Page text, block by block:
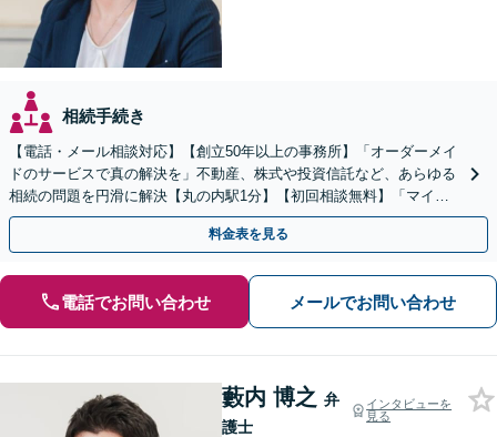
相続手続き
【電話・メール相談対応】【創立50年以上の事務所】「オーダーメイ
ドのサービスで真の解決を」不動産、株式や投資信託など、あらゆる
相続の問題を円滑に解決【丸の内駅1分】【初回相談無料】「マイナ
スの財産がある場合には相続放棄をご検討ください」
料金表を見る
電話でお問い合わせ メールでお問い合わせ
藪内 博之 弁
護士
インタビューを
見る